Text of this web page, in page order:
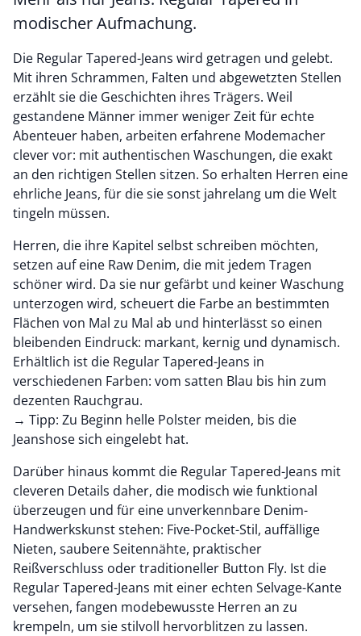
modischer Aufmachung.
Die Regular Tapered-Jeans wird getragen und gelebt.
Mit ihren Schrammen, Falten und abgewetzten Stellen
erzählt sie die Geschichten ihres Trägers. Weil
gestandene Männer immer weniger Zeit für echte
Abenteuer haben, arbeiten erfahrene Modemacher
clever vor: mit authentischen Waschungen, die exakt
an den richtigen Stellen sitzen. So erhalten Herren eine
ehrliche Jeans, für die sie sonst jahrelang um die Welt
tingeln müssen.
Herren, die ihre Kapitel selbst schreiben möchten,
setzen auf eine Raw Denim, die mit jedem Tragen
schöner wird. Da sie nur gefärbt und keiner Waschung
unterzogen wird, scheuert die Farbe an bestimmten
Flächen von Mal zu Mal ab und hinterlässt so einen
bleibenden Eindruck: markant, kernig und dynamisch.
Erhältlich ist die Regular Tapered-Jeans in
verschiedenen Farben: vom satten Blau bis hin zum
dezenten Rauchgrau.
→ Tipp: Zu Beginn helle Polster meiden, bis die
Jeanshose sich eingelebt hat.
Darüber hinaus kommt die Regular Tapered-Jeans mit
cleveren Details daher, die modisch wie funktional
überzeugen und für eine unverkennbare Denim-
Handwerkskunst stehen: Five-Pocket-Stil, auffällige
Nieten, saubere Seitennähte, praktischer
Reißverschluss oder traditioneller Button Fly. Ist die
Regular Tapered-Jeans mit einer echten Selvage-Kante
versehen, fangen modebewusste Herren an zu
krempeln, um sie stilvoll hervorblitzen zu lassen.